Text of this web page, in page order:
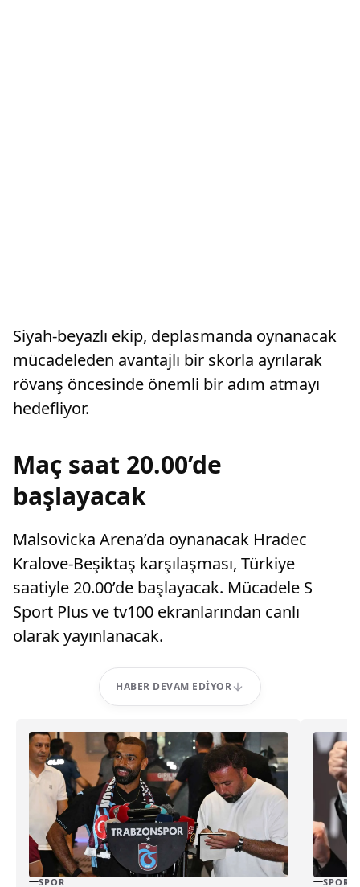
Siyah-beyazlı ekip, deplasmanda oynanacak
mücadeleden avantajlı bir skorla ayrılarak
rövanş öncesinde önemli bir adım atmayı
hedefliyor.
Maç saat 20.00’de
başlayacak
Malsovicka Arena’da oynanacak Hradec
Kralove-Beşiktaş karşılaşması, Türkiye
saatiyle 20.00’de başlayacak. Mücadele S
Sport Plus ve tv100 ekranlarından canlı
olarak yayınlanacak.
HABER DEVAM EDIYOR
SPOR SPOR